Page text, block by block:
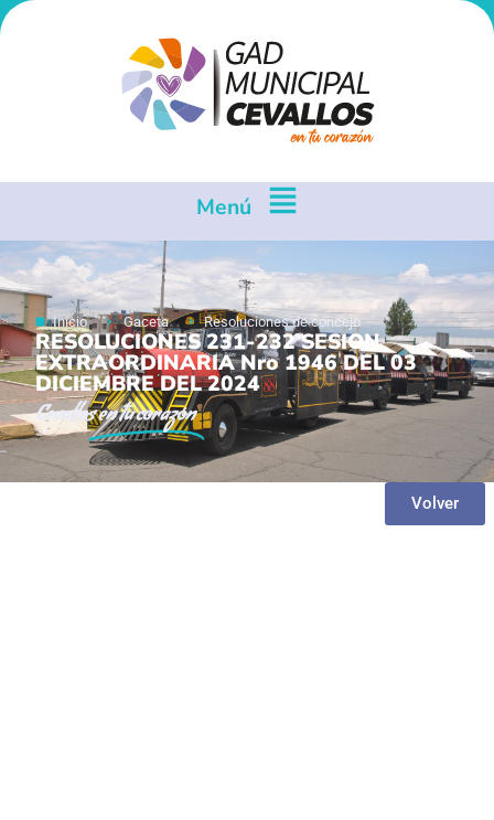
Menú
Inicio Gaceta Resoluciones de concejo
RESOLUCIONES 231-232 SESION
EXTRAORDINARIA Nro 1946 DEL 03
DICIEMBRE DEL 2024
Cevallosen tu corazón
Volver